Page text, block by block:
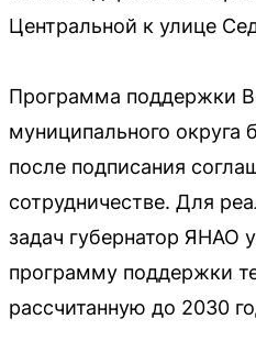
Центральной к улице
Программа поддержки
муниципального округа
после подписания
сотрудничестве. Для
задач губернатор ЯНАО
программу поддержки
рассчитанную до 2030